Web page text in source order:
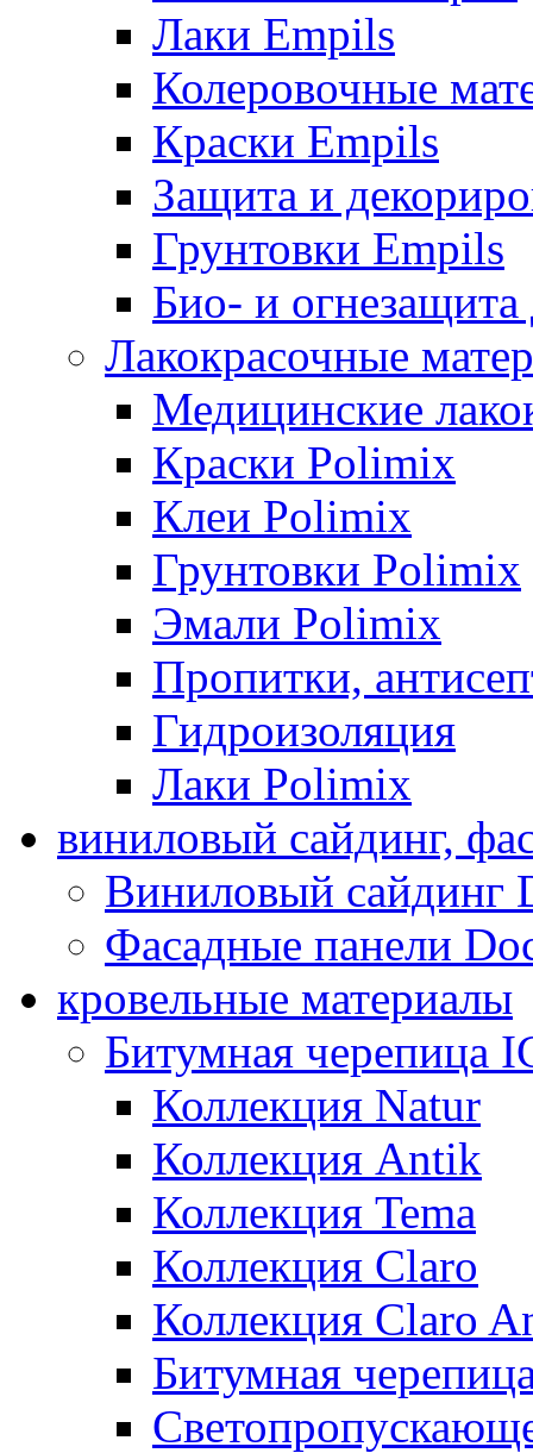
Лаки Empils
Колеровочные
Краски Empils
Защита и
Грунтовки Empils
Био- и
Лакокрасочные
Медицинские
Краски Polimix
Клеи Polimix
Грунтовки Polimix
Эмали Polimix
Пропитки,
Гидроизоляция
Лаки Polimix
виниловый сайдинг,
Виниловый сайдинг
Фасадные панели
кровельные материалы
Битумная черепица
Коллекция Natur
Коллекция Antik
Коллекция Tema
Коллекция Claro
Коллекция Claro
Битумная